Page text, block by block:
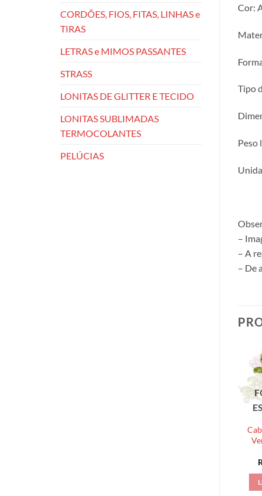
CORDÕES, FIOS, FITAS, LINHAS e
TIRAS
LETRAS e MIMOS PASSANTES
STRASS
LONITAS DE GLITTER E TECIDO
LONITAS SUBLIMADAS
TERMOCOLANTES
PELÚCIAS
Cor:
Tipo
Peso
–
– A
– De